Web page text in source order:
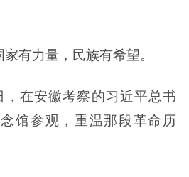
有力量，民族有希望。
，在安徽考察的习近平总书
馆参观，重温那段革命历